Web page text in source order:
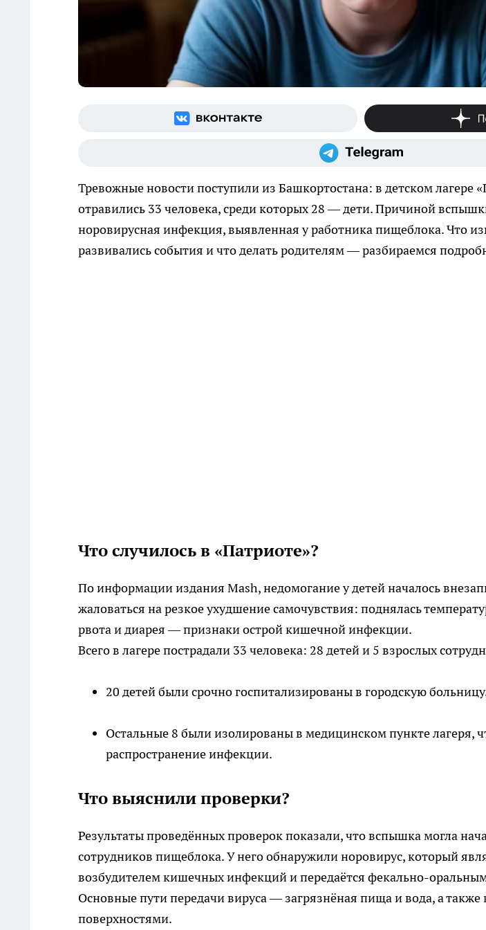
Тревожные новости поступили из Башкортостана: в детском лагере
отравились 33 человека, среди которых 28 — дети. Причиной
норовирусная инфекция, выявленная у работника пищеблока. Что
развивались события и что делать родителям — разбираемся
Что случилось в «Патриоте»?
По информации издания Mash, недомогание у детей началось
жаловаться на резкое ухудшение самочувствия: поднялась
рвота и диарея — признаки острой кишечной инфекции.
Всего в лагере пострадали 33 человека: 28 детей и 5 взрослых
20 детей были срочно госпитализированы в городскую
Остальные 8 были изолированы в медицинском пункте лагеря,
распространение инфекции.
Что выяснили проверки?
Результаты проведённых проверок показали, что вспышка могла
сотрудников пищеблока. У него обнаружили норовирус, который
возбудителем кишечных инфекций и передаётся фекально-
Основные пути передачи вируса — загрязнёная пища и вода, а
поверхностями.